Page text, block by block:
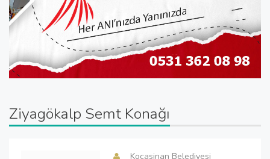
Ziyagökalp Semt Konağı
Kocasinan Belediyesi